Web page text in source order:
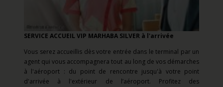
SERVICE ACCUEIL VIP MARHABA SILVER à l'arrivée
Vous serez accueillis dès votre entrée dans le terminal par un
agent qui vous accompagnera tout au long de vos démarches
à l'aéroport : du point de rencontre jusqu'à votre point
d'arrivée à l'extérieur de l’aéroport. Profitez des